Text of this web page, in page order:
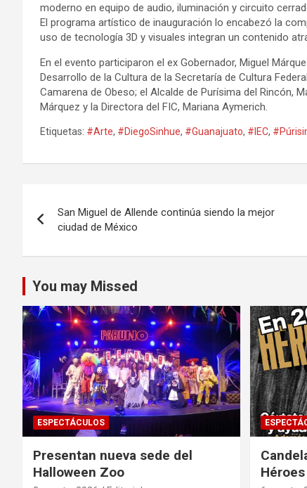
moderno en equipo de audio, iluminación y circuito
El programa artístico de inauguración lo encabezó la
uso de tecnología 3D y visuales integran un contenido
En el evento participaron el ex Gobernador, Miguel
Desarrollo de la Cultura de la Secretaría de Cultura
Camarena de Obeso; el Alcalde de Purísima del Rincón,
Márquez y la Directora del FIC, Mariana Aymerich.
Etiquetas: #Arte, #DiegoSinhue, #Guanajuato, #IEC,
de
entradas
San Miguel de Allende continúa siendo la mejor
ciudad de México
You may Missed
ESPECTÁCULOS
Presentan nueva sede del
Halloween Zoo